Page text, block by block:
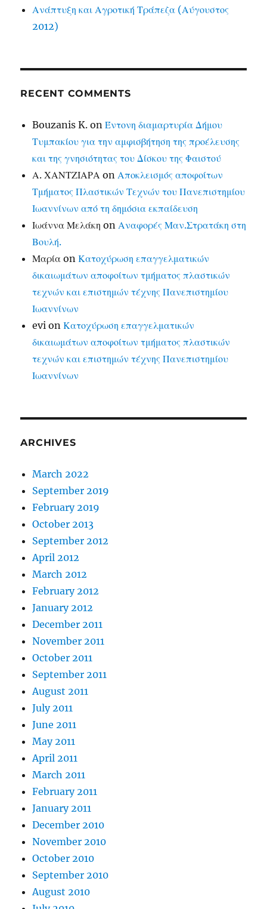
Ανάπτυξη και Αγροτική Τράπεζα (Αύγουστος
2012)
RECENT COMMENTS
Bouzanis K. onΈντονη διαμαρτυρία Δήμου
Τυμπακίου για την αμφισβήτηση της προέλευσης
και της γνησιότητας του Δίσκου της Φαιστού
Α. ΧΑΝΤΖΙΑΡΑ onΑποκλεισμός αποφοίτων
Τμήματος Πλαστικών Τεχνών του Πανεπιστημίου
Ιωαννίνων από τη δημόσια εκπαίδευση
Ιωάννα Μελάκη onΑναφορές Μαν.Στρατάκη στη
Βουλή.
Μαρία onΚατοχύρωση επαγγελματικών
δικαιωμάτων αποφοίτων τμήματος πλαστικών
τεχνών και επιστημών τέχνης Πανεπιστημίου
Ιωαννίνων
evi onΚατοχύρωση επαγγελματικών
δικαιωμάτων αποφοίτων τμήματος πλαστικών
τεχνών και επιστημών τέχνης Πανεπιστημίου
Ιωαννίνων
ARCHIVES
March 2022
September 2019
February 2019
October 2013
September 2012
April 2012
March 2012
February 2012
January 2012
December 2011
November 2011
October 2011
September 2011
August 2011
July 2011
June 2011
May 2011
April 2011
March 2011
February 2011
January 2011
December 2010
November 2010
October 2010
September 2010
August 2010